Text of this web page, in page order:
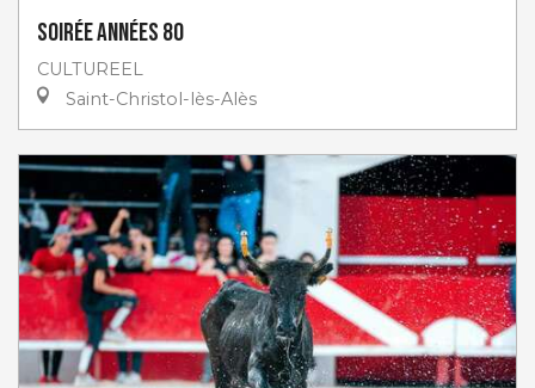
Soirée Années 80
CULTUREEL
Saint-Christol-lès-Alès